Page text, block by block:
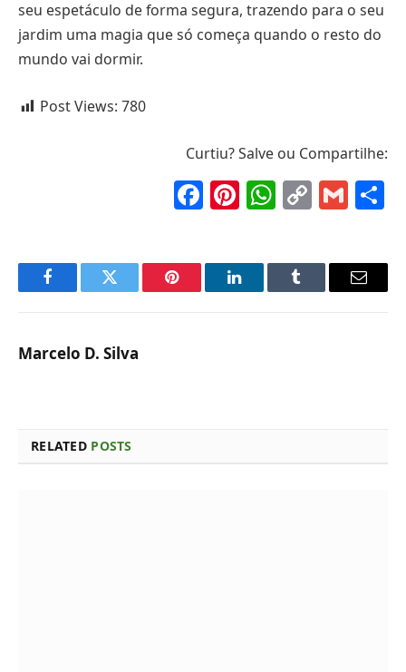
seu espetáculo de forma segura, trazendo para o seu
jardim uma magia que só começa quando o resto do
mundo vai dormir.
Post Views: 780
Curtiu? Salve ou Compartilhe:
Facebook
Pinterest
Copy
Link
FacebookTwitter Pinterest LinkedInTumblr Email
Marcelo D. Silva
RELATED POSTS